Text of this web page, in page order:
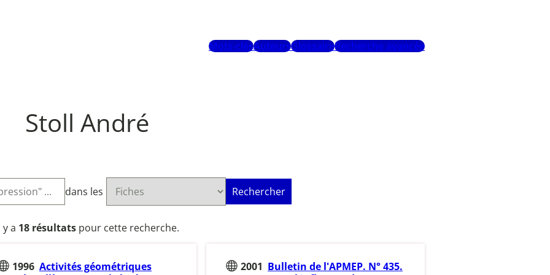
Mots-clésAuteursGlossaireRecherche avancée
Stoll André
dans les Rechercher
y a 18 résultatspour cette recherche.
1996 Activités géométriques
2001 Bulletin de l'APMEP. N° 435.